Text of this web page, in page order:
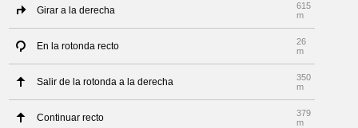
Girar a la derecha
615
m
En la rotonda recto
26
m
Salir de la rotonda a la derecha
350
m
Continuar recto
379
m